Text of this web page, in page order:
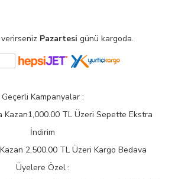
Pazartesi günü kargoda.
Geçerli Kampanyalar :
Kazan1,000.00 TL Üzeri Sepette Ekstra
İndirim
2,500.00 TL Üzeri Kargo Bedava
Üyelere Özel :